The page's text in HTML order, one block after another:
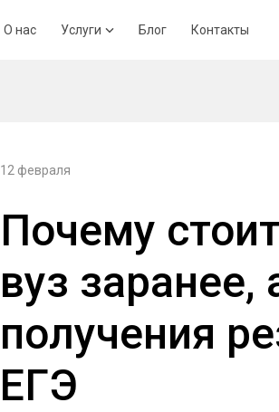
О нас Услуги Блог Контакты
12 февраля
Почему
вуз заранее,
получения
ЕГЭ